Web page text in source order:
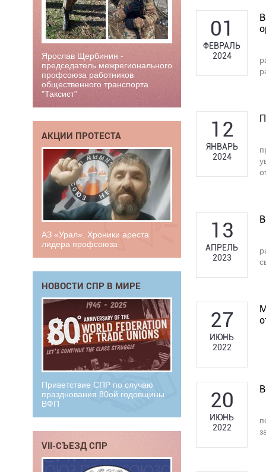
Ярослав Щербинин -
председатель межрегионального
профсоюза работников
общественного транспорта
"Таксист"
АКЦИИ ПРОТЕСТА
АЗ «Урал». Хроники ареста
лидера профсоюза
НОВОСТИ СПР В МИРЕ
Приветствие СПР по случаю
празднования 80ой годовщины
ВФП
VII-СЪЕЗД СПР
01
ФЕВРАЛЬ
2024
12
ЯНВАРЬ
2024
13
АПРЕЛЬ
2023
27
ИЮНЬ
2022
20
ИЮНЬ
2022